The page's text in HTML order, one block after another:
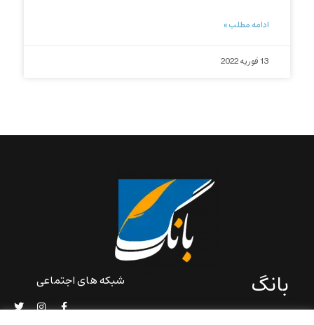
ادامه مطلب »
13 فوریه 2022
بانگ شبکه های اجتماعی